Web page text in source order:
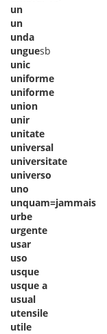
un
un
unda
unguesb
unic
uniforme
uniforme
union
unir
unitate
universal
universitate
universo
uno
unquam=jammais
urbe
urgente
usar
uso
usque
usque a
usual
utensile
utile